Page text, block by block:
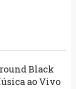
Black
ao Vivo